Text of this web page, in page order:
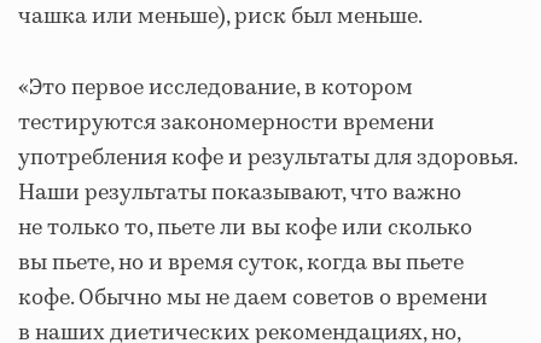
чашка или меньше), риск был меньше.
«Это первое исследование, в котором
тестируются закономерности времени
употребления кофе и результаты для здоровья.
Наши результаты показывают, что важно
не только то, пьете ли вы кофе или сколько
вы пьете, но и время суток, когда вы пьете
кофе. Обычно мы не даем советов о времени
в наших диетических рекомендациях, но,